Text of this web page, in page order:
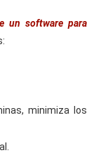
un software para
minimiza los